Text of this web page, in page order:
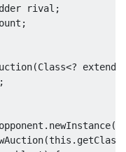
rival ;
;
(Class<?
extends
;
. newInstance
(this . getClass